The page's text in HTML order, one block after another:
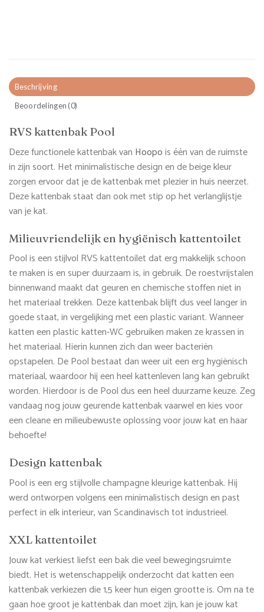
Beschrijving
Beoordelingen (0)
RVS kattenbak Pool
Deze functionele kattenbak van Hoopois één van de ruimste
in zijn soort. Het minimalistische design en de beige kleur
zorgen ervoor dat je de kattenbak met plezier in huis neerzet.
Deze kattenbak staat dan ook met stip op het verlanglijstje
van je kat.
Milieuvriendelijk en hygiënisch kattentoilet
Pool is een stijlvol RVS kattentoilet dat erg makkelijk schoon
te maken is en super duurzaam is, in gebruik. De roestvrijstalen
binnenwand maakt dat geuren en chemische stoffen niet in
het materiaal trekken. Deze kattenbak blijft dus veel langer in
goede staat, in vergelijking met een plastic variant. Wanneer
katten een plastic katten-WC gebruiken maken ze krassen in
het materiaal. Hierin kunnen zich dan weer bacteriën
opstapelen. De Pool bestaat dan weer uit een erg hygiënisch
materiaal, waardoor hij een heel kattenleven lang kan gebruikt
worden. Hierdoor is de Pool dus een heel duurzame keuze. Zeg
vandaag nog jouw geurende kattenbak vaarwel en kies voor
een cleane en milieubewuste oplossing voor jouw kat en haar
behoefte!
Design kattenbak
Pool is een erg stijlvolle champagne kleurige kattenbak. Hij
werd ontworpen volgens een minimalistisch design en past
perfect in elk interieur, van Scandinavisch tot industrieel.
XXL kattentoilet
Jouw kat verkiest liefst een bak die veel bewegingsruimte
biedt. Het is wetenschappelijk onderzocht dat katten een
kattenbak verkiezen die 1,5 keer hun eigen grootte is. Om na te
gaan hoe groot je kattenbak dan moet zijn, kan je jouw kat